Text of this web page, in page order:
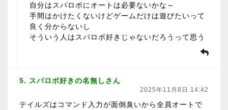
自分はスパロボにオートは必要ないかな～
手間はかけたくないけどゲームだけは遊びたいって
良く分からないし
そういう人はスパロボ好きじゃないだろうって思う
5. スパロボ好きの名無しさん
2025年11月8日 14:42
テイルズはコマンド入力が面倒臭いから全員オートで